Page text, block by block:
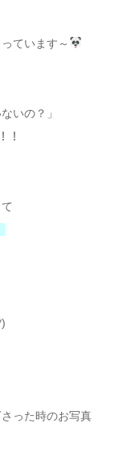
ています～
いの？」
！
った時のお写真